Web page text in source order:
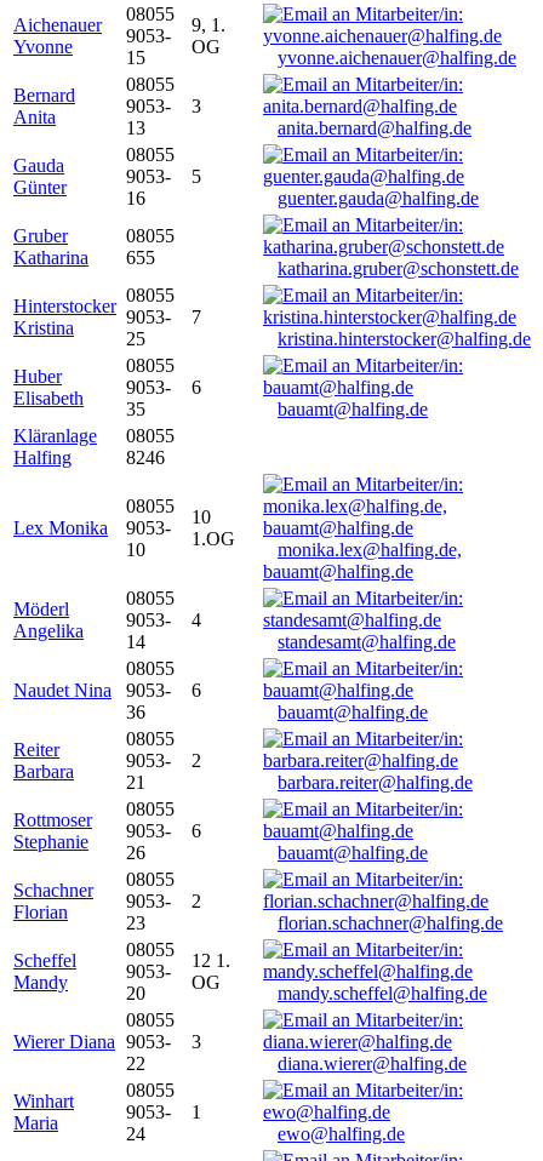
Aichenauer
Yvonne
08055
9053-
15
9, 1.
OG
yvonne.aichenauer@halfing.de
Bernard
Anita
08055
9053-
13
3
anita.bernard@halfing.de
Gauda
Günter
08055
9053-
16
5
guenter.gauda@halfing.de
Gruber
Katharina
08055
655
katharina.gruber@schonstett.de
Hinterstocker
Kristina
08055
9053-
25
7
kristina.hinterstocker@halfing.de
Huber
Elisabeth
08055
9053-
35
6
bauamt@halfing.de
Kläranlage
Halfing
08055
8246
Lex Monika
08055
9053-
10
10
1.OG
monika.lex@halfing.de,
bauamt@halfing.de
Möderl
Angelika
08055
9053-
14
4
standesamt@halfing.de
Naudet Nina
08055
9053-
36
6
bauamt@halfing.de
Reiter
Barbara
08055
9053-
21
2
barbara.reiter@halfing.de
Rottmoser
Stephanie
08055
9053-
26
6
bauamt@halfing.de
Schachner
Florian
08055
9053-
23
2
florian.schachner@halfing.de
Scheffel
Mandy
08055
9053-
20
12 1.
OG
mandy.scheffel@halfing.de
Wierer Diana
08055
9053-
22
3
diana.wierer@halfing.de
Winhart
Maria
08055
9053-
24
1
ewo@halfing.de